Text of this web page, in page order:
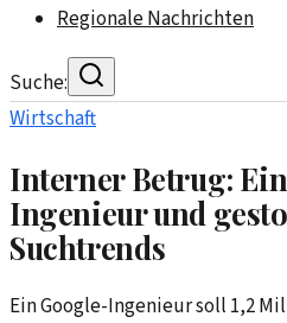
Regionale Nachrichten
Suche:
Wirtschaft
Interner Betrug:
Ingenieur und
Suchtrends
Ein Google-Ingenieur soll 1,2